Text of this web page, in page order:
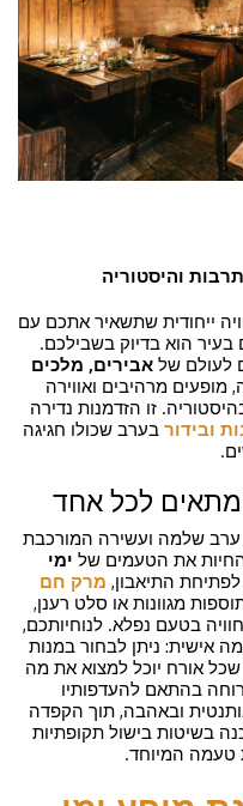
והיסטוריה
ייחודית שתשאיר אתכם עם
בעיר הוא בדיוק בשבילכם.
לעולם של אבירים, מלכים
מרהיבים ואווירה
זו הזדמנות נדירה
ובידור בערב שכולו חגיגה
לכל אחד
ערב שלמה ועשירה המורכבת
את הטעמים של ימי
לפתיחת התיאבון, מרק חם
תוספות מגוונות או סלט רענן,
בטעם נפלא. לנוחיותכם,
אישית: ניתן לבחור במנות
שכל אורח יוכל למצוא את מה
בהתאם להעדפותיו
ובאהבה, תוך הקפדה
בשיטות בישול תקופתיות
טעמה המיוחד.